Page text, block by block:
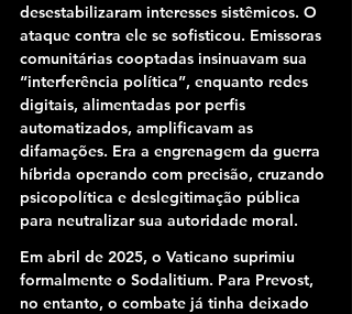
desestabilizaram interesses sistêmicos. O
ataque contra ele se sofisticou. Emissoras
comunitárias cooptadas insinuavam sua
“interferência política”, enquanto redes
digitais, alimentadas por perfis
automatizados, amplificavam as
difamações. Era a engrenagem da guerra
híbrida operando com precisão, cruzando
psicopolítica e deslegitimação pública
para neutralizar sua autoridade moral.
Em abril de 2025, o Vaticano suprimiu
formalmente o Sodalitium. Para Prevost,
no entanto, o combate já tinha deixado